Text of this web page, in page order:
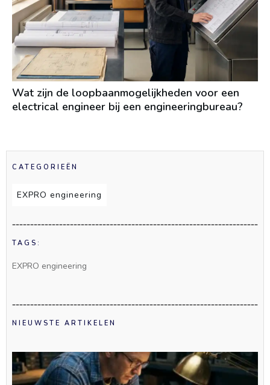
Wat zijn de loopbaanmogelijkheden voor een
electrical engineer bij een engineeringbureau?
CATEGORIEËN
EXPRO engineering
TAGS:
EXPRO engineering
NIEUWSTE ARTIKELEN